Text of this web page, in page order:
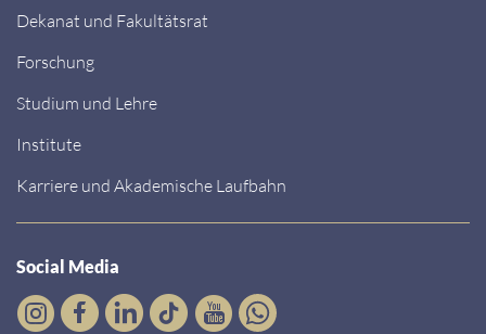
Dekanat und Fakultätsrat
Forschung
Studium und Lehre
Institute
Karriere und Akademische Laufbahn
Social Media